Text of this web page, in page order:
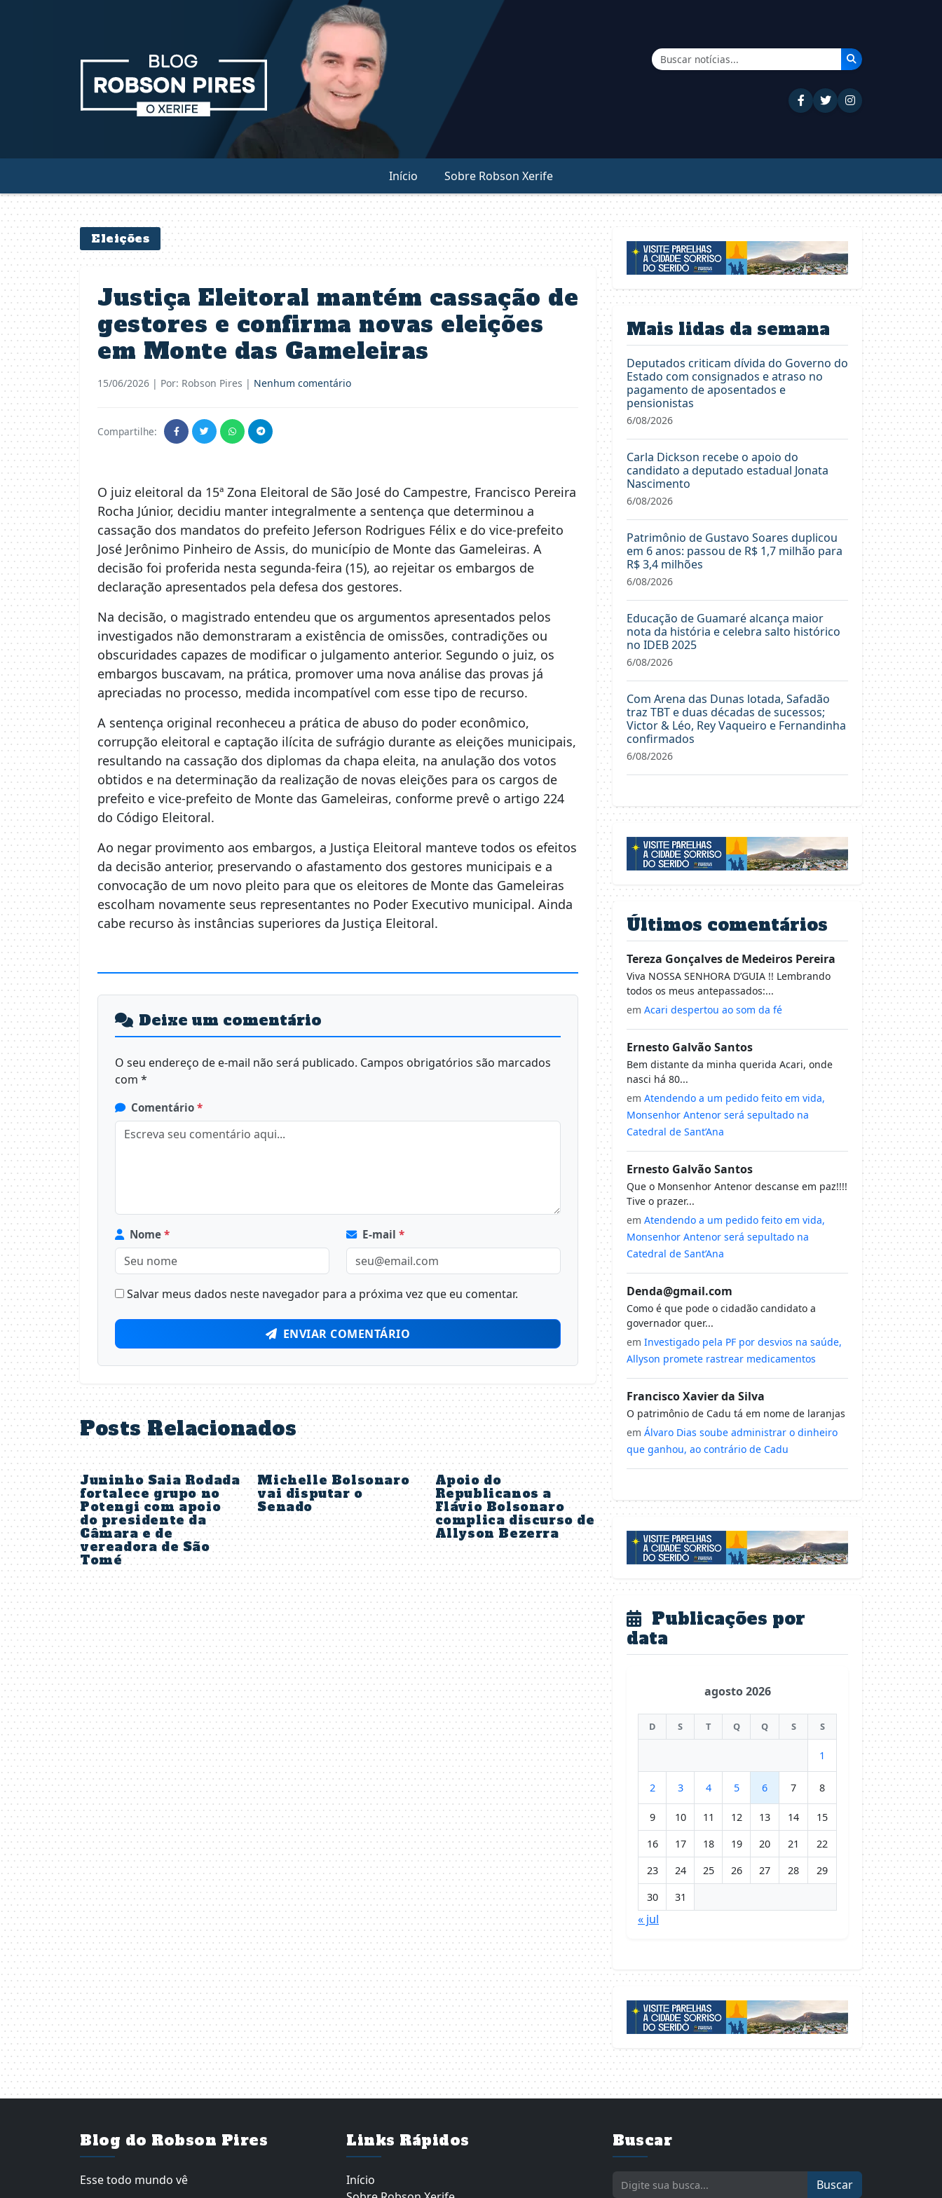
Início Sobre Robson Xerife
Eleições
Justiça Eleitoral mantém cassação de
gestores e confirma novas eleições
em Monte das Gameleiras
15/06/2026 | Por: Robson Pires | Nenhum comentário
Compartilhe:
O juiz eleitoral da 15ª Zona Eleitoral de São José do Campestre, Francisco Pereira
Rocha Júnior, decidiu manter integralmente a sentença que determinou a
cassação dos mandatos do prefeito Jeferson Rodrigues Félix e do vice-prefeito
José Jerônimo Pinheiro de Assis, do município de Monte das Gameleiras. A
decisão foi proferida nesta segunda-feira (15), ao rejeitar os embargos de
declaração apresentados pela defesa dos gestores.
Na decisão, o magistrado entendeu que os argumentos apresentados pelos
investigados não demonstraram a existência de omissões, contradições ou
obscuridades capazes de modificar o julgamento anterior. Segundo o juiz, os
embargos buscavam, na prática, promover uma nova análise das provas já
apreciadas no processo, medida incompatível com esse tipo de recurso.
A sentença original reconheceu a prática de abuso do poder econômico,
corrupção eleitoral e captação ilícita de sufrágio durante as eleições municipais,
resultando na cassação dos diplomas da chapa eleita, na anulação dos votos
obtidos e na determinação da realização de novas eleições para os cargos de
prefeito e vice-prefeito de Monte das Gameleiras, conforme prevê o artigo 224
do Código Eleitoral.
Ao negar provimento aos embargos, a Justiça Eleitoral manteve todos os efeitos
da decisão anterior, preservando o afastamento dos gestores municipais e a
convocação de um novo pleito para que os eleitores de Monte das Gameleiras
escolham novamente seus representantes no Poder Executivo municipal. Ainda
cabe recurso às instâncias superiores da Justiça Eleitoral.
Deixe um comentário
O seu endereço de e-mail não será publicado. Campos obrigatórios são marcados
com *
Comentário *
Nome * E-mail *
Salvar meus dados neste navegador para a próxima vez que eu comentar.
ENVIAR COMENTÁRIO
Posts Relacionados
Juninho Saia Rodada
fortalece grupo no
Potengi com apoio
do presidente da
Câmara e de
vereadora de São
Tomé
Michelle Bolsonaro
vai disputar o
Senado
Apoio do
Republicanos a
Flávio Bolsonaro
complica discurso de
Allyson Bezerra
Mais lidas da semana
Deputados criticam dívida do Governo do
Estado com consignados e atraso no
pagamento de aposentados e
pensionistas
6/08/2026
Carla Dickson recebe o apoio do
candidato a deputado estadual Jonata
Nascimento
6/08/2026
Patrimônio de Gustavo Soares duplicou
em 6 anos: passou de R$ 1,7 milhão para
R$ 3,4 milhões
6/08/2026
Educação de Guamaré alcança maior
nota da história e celebra salto histórico
no IDEB 2025
6/08/2026
Com Arena das Dunas lotada, Safadão
traz TBT e duas décadas de sucessos;
Victor & Léo, Rey Vaqueiro e Fernandinha
confirmados
6/08/2026
Últimos comentários
Tereza Gonçalves de Medeiros Pereira
Viva NOSSA SENHORA D’GUIA !! Lembrando
todos os meus antepassados:...
em Acari despertou ao som da fé
Ernesto Galvão Santos
Bem distante da minha querida Acari, onde
nasci há 80...
em Atendendo a um pedido feito em vida,
Monsenhor Antenor será sepultado na
Catedral de Sant’Ana
Ernesto Galvão Santos
Que o Monsenhor Antenor descanse em paz!!!!
Tive o prazer...
em Atendendo a um pedido feito em vida,
Monsenhor Antenor será sepultado na
Catedral de Sant’Ana
Denda@gmail.com
Como é que pode o cidadão candidato a
governador quer...
em Investigado pela PF por desvios na saúde,
Allyson promete rastrear medicamentos
Francisco Xavier da Silva
O patrimônio de Cadu tá em nome de laranjas
em Álvaro Dias soube administrar o dinheiro
que ganhou, ao contrário de Cadu
Publicações por
data
agosto 2026
D S T Q Q S S
1
2 3 4 5 6 7 8
9 10 11 12 13 14
15
16
17 18 19 20 21
22
23
24 25 26 27 28
29
30
31
« jul
Blog do Robson Pires
Esse todo mundo vê
Links Rápidos
Início
Buscar
Buscar